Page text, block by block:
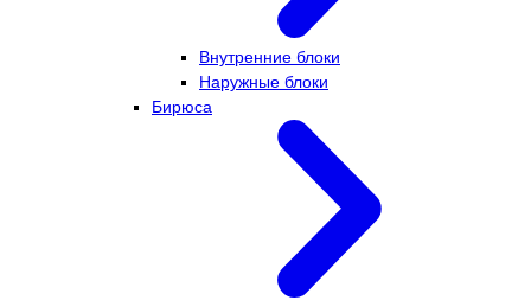
Внутренние блоки
Наружные блоки
Бирюса